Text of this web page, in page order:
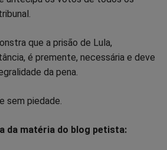
que a prisão de Lula,
é premente, necessária e deve
da pena.
sem piedade.
da matéria do blog petista: